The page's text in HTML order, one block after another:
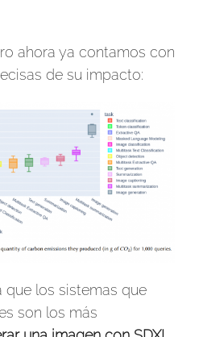
ahora ya contamos con
de su impacto:
que los sistemas que
son los más